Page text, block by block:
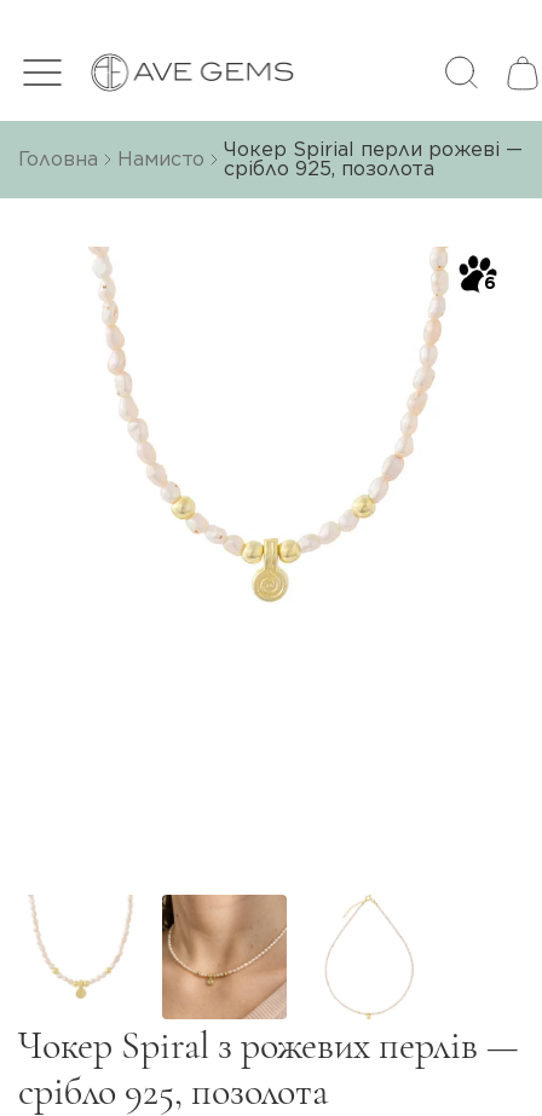
Головна Намисто
Чокер Spirial перли рожеві —
срібло 925, позолота
6
Чокер Spiral з рожевих перлів —
срібло 925, позолота